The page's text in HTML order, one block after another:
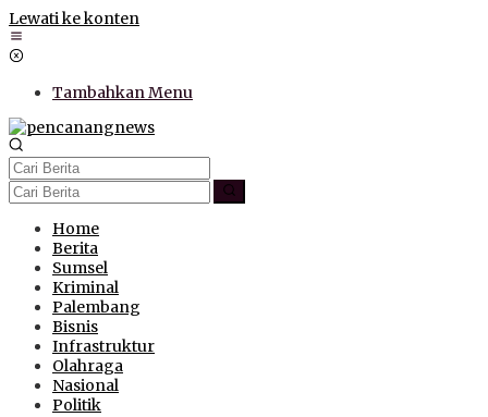
Lewati ke konten
Tambahkan Menu
Home
Berita
Sumsel
Kriminal
Palembang
Bisnis
Infrastruktur
Olahraga
Nasional
Politik